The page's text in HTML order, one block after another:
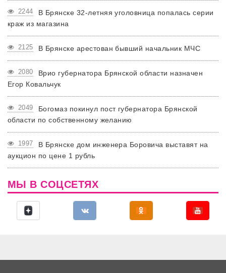
2244
В Брянске 32-летняя уголовница попалась серии
краж из магазина
2125 В Брянске арестован бывший начальник МЧС
2080
Врио губернатора Брянской области назначен
Егор Ковальчук
2049
Богомаз покинул пост губернатора Брянской
области по собственному желанию
1997
В Брянске дом инженера Боровича выставят на
аукцион по цене 1 рубль
МЫ В СОЦСЕТЯХ